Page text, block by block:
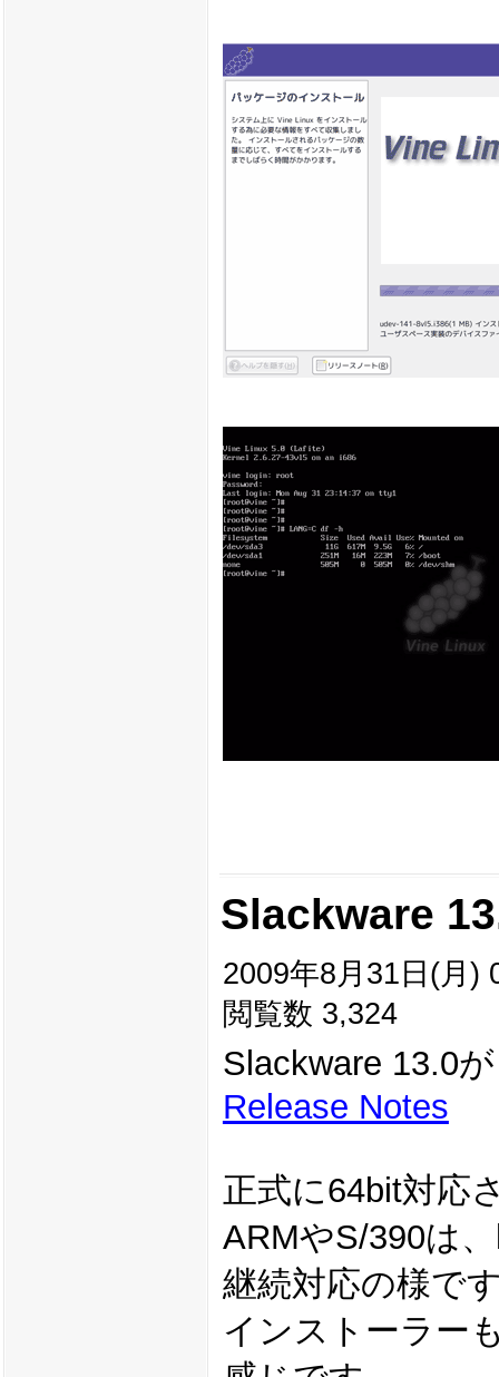
Slackware
2009年8月31日(月)
閲覧数 3,324
Slackware 13.0
Release Notes
正式に64bit対応
ARMやS/390は
継続対応の様で
インストーラー